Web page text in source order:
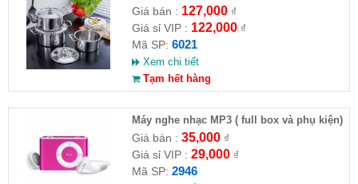
Giá bán : 127,000₫
Giá sỉ VIP : 122,000₫
Mã SP: 6021
Xem chi tiết
Tạm hết hàng
Máy nghe nhạc MP3 ( full box và phụ kiện)
Giá bán : 35,000₫
Giá sỉ VIP : 29,000₫
Mã SP: 2946